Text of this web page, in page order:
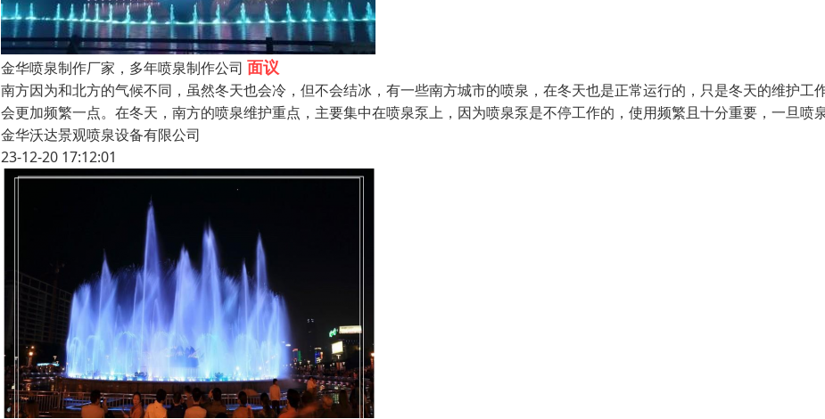
金华喷泉制作厂家，多年喷泉制作公司 面议
南方因为和北方的气候不同，虽然冬天也会冷，但不会结冰，有一些南方城市的喷泉，在冬天也是正常运行的，只是冬天的维护工
会更加频繁一点。在冬天，南方的喷泉维护重点，主要集中在喷泉泵上，因为喷泉泵是不停工作的，使用频繁且十分重要，一旦喷
金华沃达景观喷泉设备有限公司
23-12-20 17:12:01